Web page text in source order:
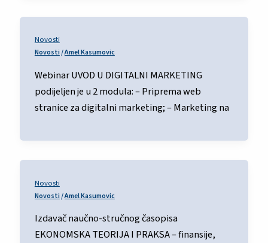
Novosti
Novosti/Amel Kasumovic
Webinar UVOD U DIGITALNI MARKETING
podijeljen je u 2 modula: – Priprema web
stranice za digitalni marketing; – Marketing na
Novosti
Novosti/Amel Kasumovic
Izdavač naučno-stručnog časopisa
EKONOMSKA TEORIJA I PRAKSA – finansije,